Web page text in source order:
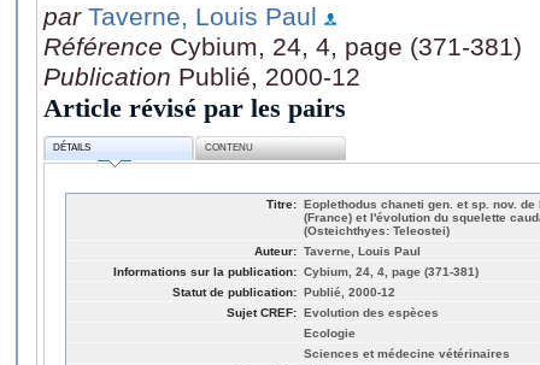
par Taverne, Louis Paul
Référence Cybium, 24, 4, page (371-381)
Publication Publié, 2000-12
Article révisé par les pairs
DÉTAILS CONTENU
Titre: Eoplethodus chaneti gen. et sp. nov.
(France) et l'évolution du squelette
(Osteichthyes: Teleostei)
Auteur: Taverne, Louis Paul
Informations sur la publication: Cybium, 24, 4, page (371-381)
Statut de publication: Publié, 2000-12
Sujet CREF: Evolution des espèces
Ecologie
Sciences et médecine vétérinaires